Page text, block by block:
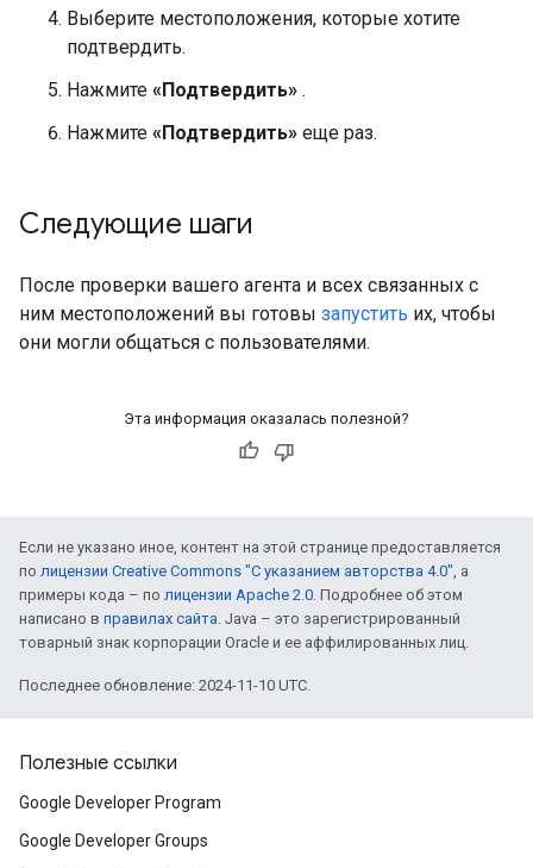
Выберите местоположения, которые хотите
подтвердить.
Нажмите «Подтвердить» .
Нажмите «Подтвердить» еще раз.
Следующие шаги
После проверки вашего агента и всех связанных с
ним местоположений вы готовы запустить их, чтобы
они могли общаться с пользователями.
Эта информация оказалась полезной?
Если не указано иное, контент на этой странице предоставляется
по лицензии Creative Commons "С указанием авторства 4.0", а
примеры кода – по лицензии Apache 2.0. Подробнее об этом
написано в правилах сайта. Java – это зарегистрированный
товарный знак корпорации Oracle и ее аффилированных лиц.
Последнее обновление: 2024-11-10 UTC.
Полезные ссылки
Google Developer Program
Google Developer Groups